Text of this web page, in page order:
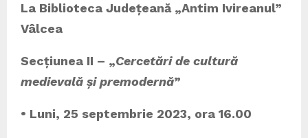
La Biblioteca Județeană „Antim Ivireanul”
Vâlcea
Secțiunea II – „Cercetări de cultură
medievală și premodernă”
• Luni, 25 septembrie 2023, ora 16.00